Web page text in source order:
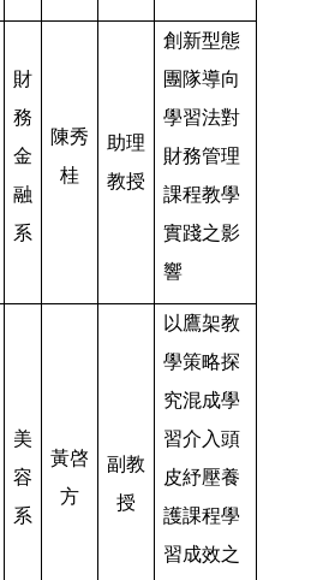
財
務
金
融
系
陳秀
桂
助理
教授
創新型態
團隊導向
學習法對
財務管理
課程教學
實踐之影
響
美
容
系
黃啓
方
副教
授
以鷹架教
學策略探
究混成學
習介入頭
皮紓壓養
護課程學
習成效之